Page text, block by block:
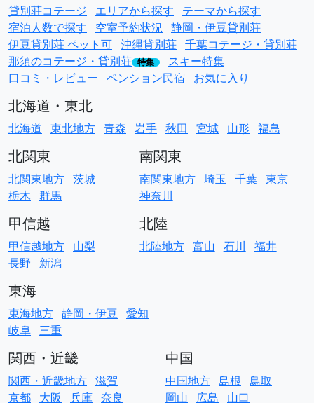
貸別荘コテージ エリアから探す
テーマから探す
宿泊人数で探す
空室予約状況 静岡・伊豆貸別荘
伊豆貸別荘 ペット可 沖縄貸別荘 千葉コテージ・貸別荘
那須のコテージ・貸別荘 特集
スキー特集
口コミ・レビュー ペンション民宿 お気に入り
北海道・東北
北海道 東北地方 青森 岩手 秋田 宮城 山形 福島
北関東
北関東地方 茨城
栃木 群馬
南関東
南関東地方 埼玉 千葉 東京
神奈川
甲信越
甲信越地方 山梨
長野
新潟
北陸
北陸地方 富山 石川 福井
東海
東海地方 静岡・伊豆 愛知
岐阜 三重
関西・近畿
関西・近畿地方 滋賀
京都 大阪 兵庫 奈良
中国
中国地方 島根 鳥取
岡山
広島 山口